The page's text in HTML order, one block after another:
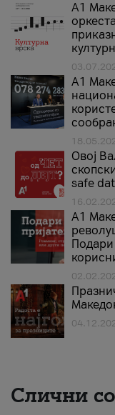
А1
A1
Овој
safe
А1
Слични